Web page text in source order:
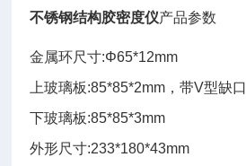
不锈钢结构胶密度仪产品参数
金属环尺寸:Φ65*12mm
上玻璃板:85*85*2mm ，带V型缺口
下玻璃板:85*85*3mm
外形尺寸:233*180*43mm